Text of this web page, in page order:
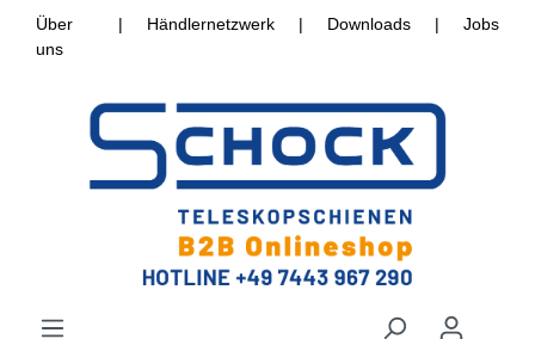
Über
uns
| Händlernetzwerk | Downloads | Jobs